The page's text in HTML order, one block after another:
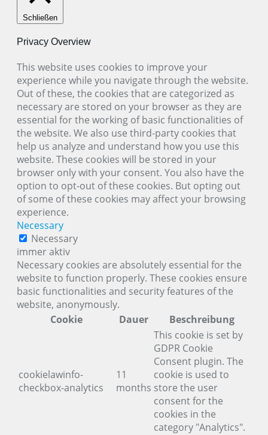
Schließen
Privacy Overview
This website uses cookies to improve your
experience while you navigate through the website.
Out of these, the cookies that are categorized as
necessary are stored on your browser as they are
essential for the working of basic functionalities of
the website. We also use third-party cookies that
help us analyze and understand how you use this
website. These cookies will be stored in your
browser only with your consent. You also have the
option to opt-out of these cookies. But opting out
of some of these cookies may affect your browsing
experience.
Necessary
Necessary
immer aktiv
Necessary cookies are absolutely essential for the
website to function properly. These cookies ensure
basic functionalities and security features of the
website, anonymously.
Cookie
Dauer Beschreibung
cookielawinfo-
checkbox-analytics
11
months
This cookie is set by
GDPR Cookie
Consent plugin. The
cookie is used to
store the user
consent for the
cookies in the
category "Analytics".